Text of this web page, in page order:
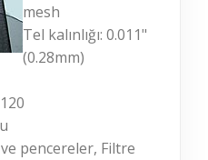
mesh
Tel kalınlığı: 0.011"
(0.28mm)
ve pencereler, Filtre